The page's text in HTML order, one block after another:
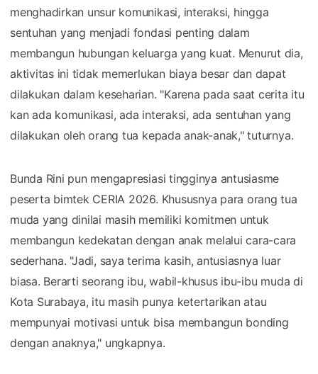
menghadirkan unsur komunikasi, interaksi, hingga
sentuhan yang menjadi fondasi penting dalam
membangun hubungan keluarga yang kuat. Menurut dia,
aktivitas ini tidak memerlukan biaya besar dan dapat
dilakukan dalam keseharian. "Karena pada saat cerita itu
kan ada komunikasi, ada interaksi, ada sentuhan yang
dilakukan oleh orang tua kepada anak-anak," tuturnya.
Bunda Rini pun mengapresiasi tingginya antusiasme
peserta bimtek CERIA 2026. Khususnya para orang tua
muda yang dinilai masih memiliki komitmen untuk
membangun kedekatan dengan anak melalui cara-cara
sederhana. "Jadi, saya terima kasih, antusiasnya luar
biasa. Berarti seorang ibu, wabil-khusus ibu-ibu muda di
Kota Surabaya, itu masih punya ketertarikan atau
mempunyai motivasi untuk bisa membangun bonding
dengan anaknya," ungkapnya.